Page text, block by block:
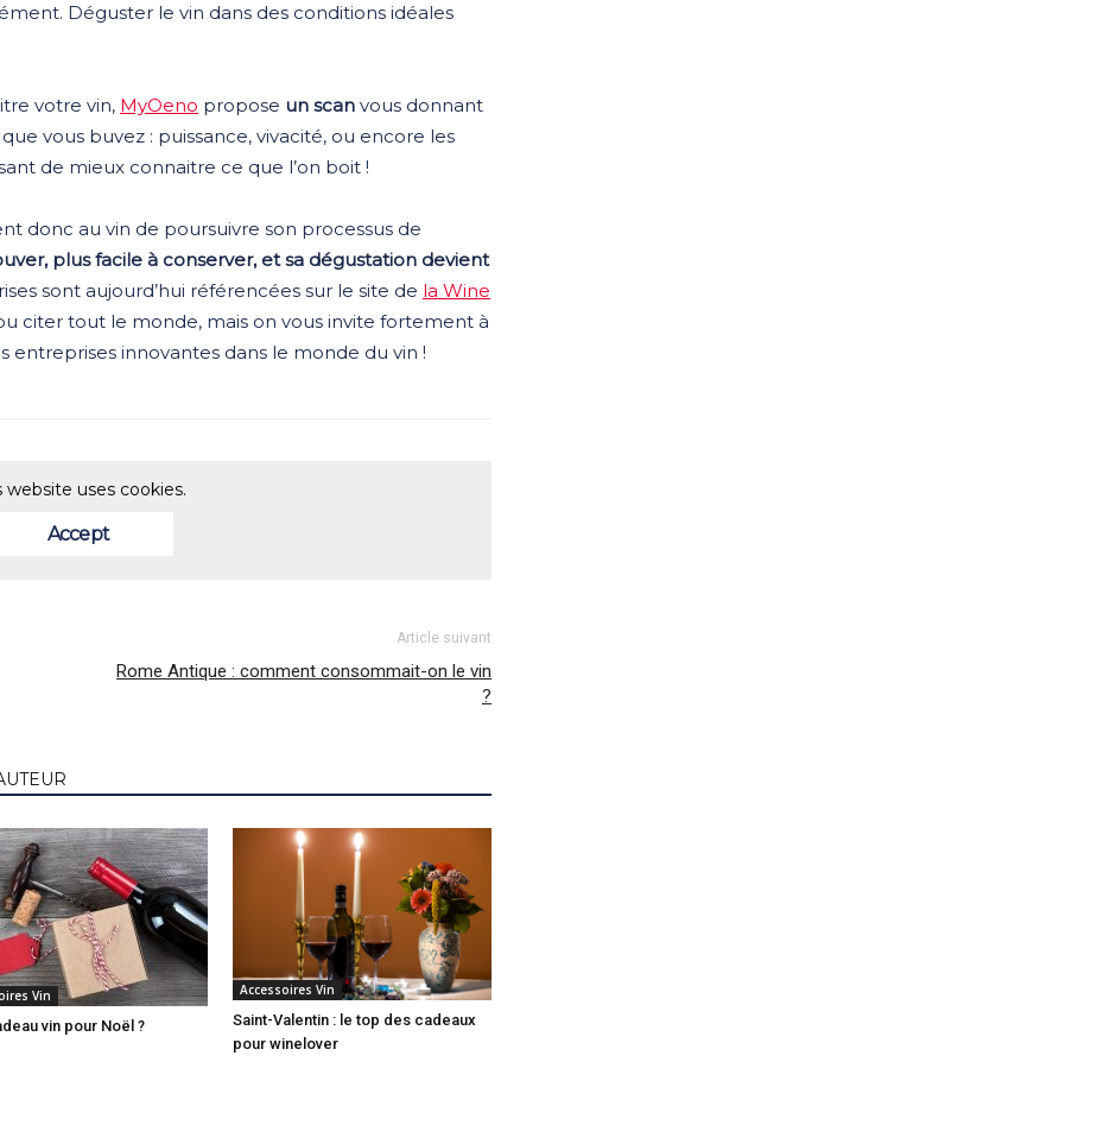
Déguster le vin dans des conditions idéales
votre vin, MyOeno propose un scan vous donnant
vous buvez : puissance, vivacité, ou encore les
de mieux connaitre ce que l’on boit !
donc au vin de poursuivre son processus de
plus facile à conserver, et sa dégustation devient
sont aujourd’hui référencées sur le site de la Wine
citer tout le monde, mais on vous invite fortement à
innovantes dans le monde du vin !
website uses cookies.
Accept
Article suivant
Rome Antique : comment consommait-on le vin
?
Vin
vin pour Noël ?
Accessoires Vin
Saint-Valentin : le top des cadeaux
pour winelover